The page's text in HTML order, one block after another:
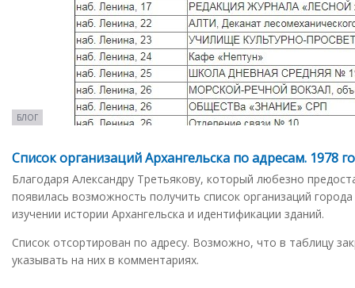
БЛОГ
Список организаций Архангельска по адресам. 1978
Благодаря Александру Третьякову, который любезно
появилась возможность получить список организаций
изучении истории Архангельска и идентификации зданий.
Список отсортирован по адресу. Возможно, что в таблицу
указывать на них в комментариях.